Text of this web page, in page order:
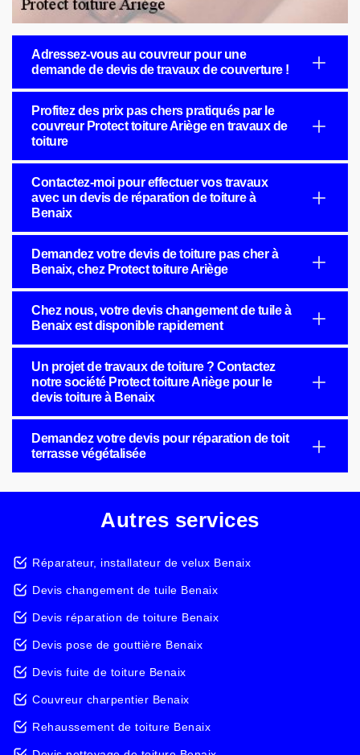
Adressez-vous au couvreur pour une
demande de devis de travaux de couverture !
Profitez des prix pas chers pratiqués par le
couvreur Protect toiture Ariège en travaux de
toiture
Contactez-moi pour effectuer vos travaux
avec un devis de réparation de toiture à
Benaix
Demandez votre devis de toiture pas cher à
Benaix, chez Protect toiture Ariège
Chez nous, votre devis changement de tuile à
Benaix est disponible rapidement
Un projet de travaux de toiture ? Contactez
notre société Protect toiture Ariège pour le
devis toiture à Benaix
Demandez votre devis pour réparation de toit
terrasse végétalisée
Autres services
Réparateur, installateur de velux Benaix
Devis changement de tuile Benaix
Devis réparation de toiture Benaix
Devis pose de gouttière Benaix
Devis fuite de toiture Benaix
Couvreur charpentier Benaix
Rehaussement de toiture Benaix